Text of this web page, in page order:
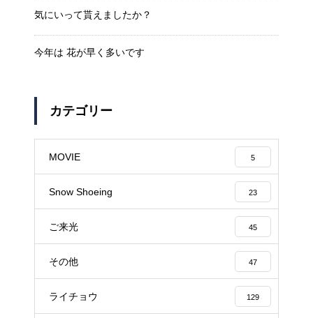
気にいって貰えましたか？
今年は 花が早く多いです
カテゴリー
MOVIE 5
Snow Shoeing 23
ご来光 45
その他 47
ライチョウ 129